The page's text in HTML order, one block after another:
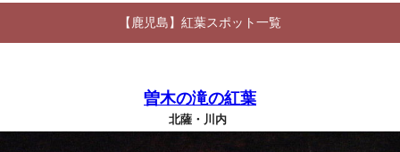
【鹿児島】紅葉スポット一覧
曽木の滝の紅葉
北薩・川内